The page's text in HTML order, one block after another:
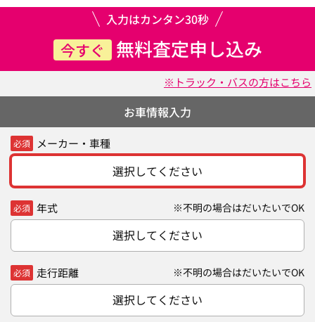
入力はカンタン30秒
今すぐ 無料査定申し込み
※トラック・バスの方はこちら
お車情報入力
必須 メーカー・車種
選択してください
必須 年式 ※不明の場合はだいたいでOK
選択してください
必須 走行距離 ※不明の場合はだいたいでOK
選択してください